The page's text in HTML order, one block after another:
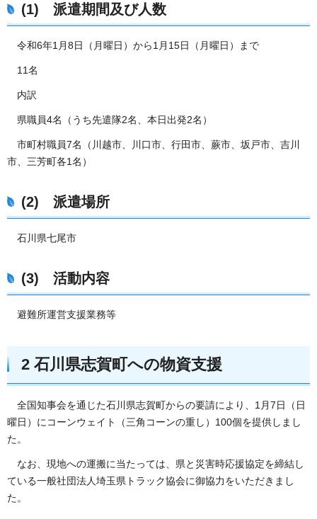
(1) 派遣期間及び人数
令和6年1月8日（月曜日）から1月15日（月曜日）まで
11名
内訳
県職員4名（うち先遣隊2名、本日出発2名）
市町村職員7名（川越市、川口市、行田市、蕨市、坂戸市、吉川
市、三芳町各1名）
(2) 派遣場所
石川県七尾市
(3) 活動内容
避難所運営支援業務等
2 石川県志賀町への物資支援
全国知事会を通じた石川県志賀町からの要請により、1月7日（日
曜日）にコーンウェイト（三角コーンの重し）100個を提供しまし
た。
なお、現地への運搬に当たっては、県と災害時応援協定を締結し
ている一般社団法人埼玉県トラック協会に御協力をいただきまし
た。